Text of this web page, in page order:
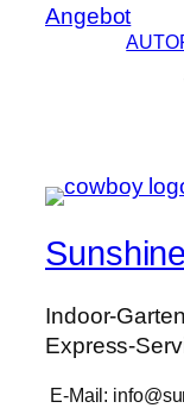
Angebot
im
Indoor-
Express-
E-Mail: